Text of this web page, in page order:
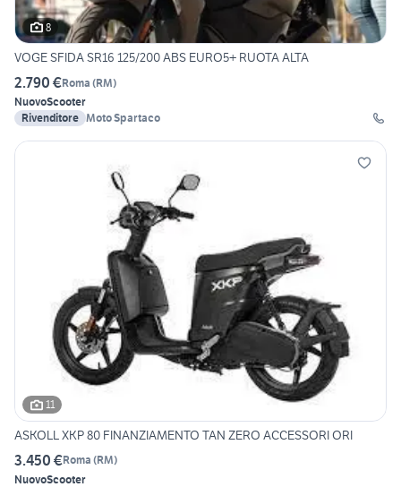
8
VOGE SFIDA SR16 125/200 ABS EURO5+ RUOTA ALTA
2.790 €Roma (RM)
NuovoScooter
Rivenditore Moto Spartaco
11
ASKOLL XKP 80 FINANZIAMENTO TAN ZERO ACCESSORI ORI
3.450 €Roma (RM)
NuovoScooter